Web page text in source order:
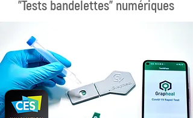
"Tests bandelettes" numériques